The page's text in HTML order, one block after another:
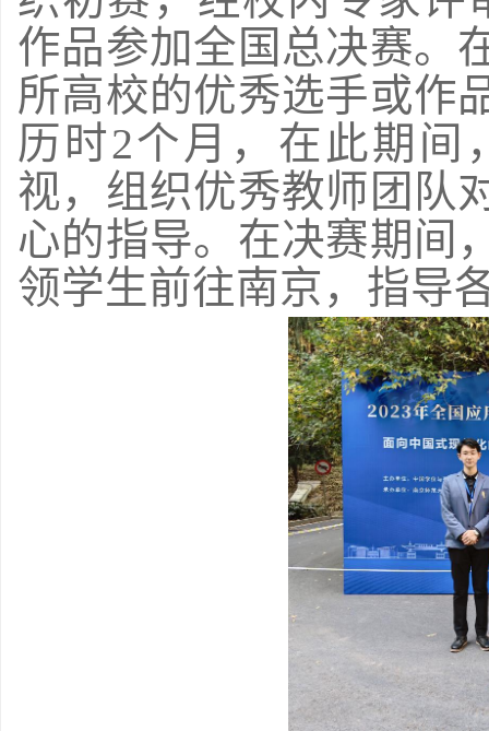
作品参加全国总决赛。
所高校的优秀选手或作
历时2个月，在此期间
视，组织优秀教师团队
心的指导。在决赛期间
领学生前往南京，指导